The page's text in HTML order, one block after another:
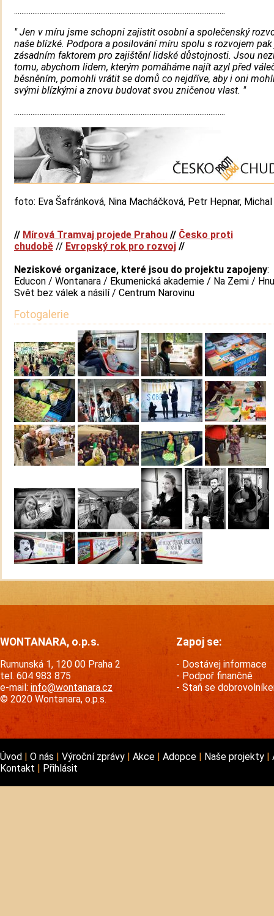
...................................................................................................................
" Jen v míru jsme schopni zajistit osobní a společenský
naše blízké. Podpora a posilování míru spolu s rozvojem
zásadním faktorem pro zajištění lidské důstojnosti. Jsou
tomu, abychom lidem, kterým pomáháme najít azyl před
běsněním, pomohli vrátit se domů co nejdříve, aby i oni
svými blízkými a znovu budovat svou zničenou vlast. "
...................................................................................................................
foto: Eva Šafránková, Nina Macháčková, Petr Hepnar,
// Mírová Tramvaj projede Prahou // Česko proti
chudobě // Evropský rok pro rozvoj //
Neziskové organizace, které jsou do projektu zapojeny:
Educon / Wontanara / Ekumenická akademie / Na Zemi /
Svět bez válek a násilí / Centrum Narovinu
Fotogalerie
WONTANARA, o.p.s.
Rumunská 1, 120 00 Praha 2
tel. 604 983 875
e-mail: info@wontanara.cz
© 2020 Wontanara, o.p.s.
Zapoj se:
Dostávej informace
Podpoř finančně
Staň se
Úvod O nás Výroční zprávy Akce Adopce Naše projekty
Kontakt
Přihlásit